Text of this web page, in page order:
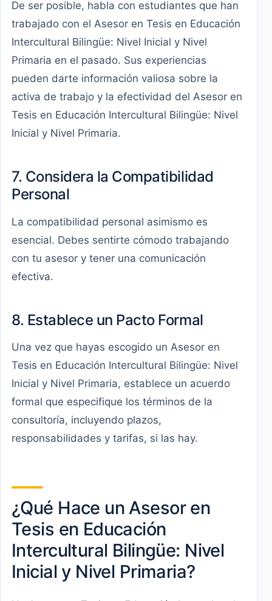
De ser posible, habla con estudiantes que han
trabajado con el Asesor en Tesis en Educación
Intercultural Bilingüe: Nivel Inicial y Nivel
Primaria en el pasado. Sus experiencias
pueden darte información valiosa sobre la
activa de trabajo y la efectividad del Asesor en
Tesis en Educación Intercultural Bilingüe: Nivel
Inicial y Nivel Primaria.
7. Considera la Compatibilidad
Personal
La compatibilidad personal asimismo es
esencial. Debes sentirte cómodo trabajando
con tu asesor y tener una comunicación
efectiva.
8. Establece un Pacto Formal
Una vez que hayas escogido un Asesor en
Tesis en Educación Intercultural Bilingüe: Nivel
Inicial y Nivel Primaria, establece un acuerdo
formal que especifique los términos de la
consultoría, incluyendo plazos,
responsabilidades y tarifas, si las hay.
¿Qué Hace un Asesor en
Tesis en Educación
Intercultural Bilingüe: Nivel
Inicial y Nivel Primaria?